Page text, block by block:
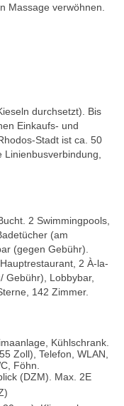
Massage verwöhnen.
durchsetzt). Bis
Einkaufs- und
Stadt ist ca. 50
2 Swimmingpools,
(am
(gegen Gebühr).
2 À-la-
Gebühr), Lobbybar,
142 Zimmer.
Kühlschrank.
Zoll), Telefon, WLAN,
Föhn.
(DZM). Max. 2E